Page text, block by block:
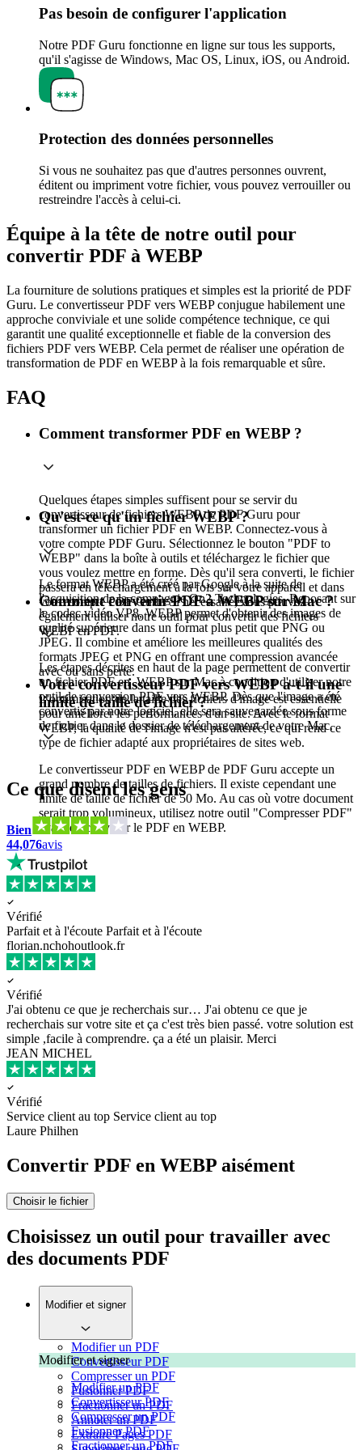
Pas besoin de configurer l'application
Notre PDF Guru fonctionne en ligne sur tous les supports,
qu'il s'agisse de Windows, Mac OS, Linux, iOS, ou Android.
Protection des données personnelles
Si vous ne souhaitez pas que d'autres personnes ouvrent,
éditent ou impriment votre fichier, vous pouvez verrouiller ou
restreindre l'accès à celui-ci.
Équipe à la tête de notre outil pour
convertir PDF à WEBP
La fourniture de solutions pratiques et simples est la priorité de PDF
Guru. Le convertisseur PDF vers WEBP conjugue habilement une
approche conviviale et une solide compétence technique, ce qui
garantit une qualité exceptionnelle et fiable de la conversion des
fichiers PDF vers WEBP. Cela permet de réaliser une opération de
transformation de PDF en WEBP à la fois remarquable et sûre.
FAQ
Comment transformer PDF en WEBP ?
Quelques étapes simples suffisent pour se servir du
convertisseur de fichiers WEBP de PDF Guru pour
transformer un fichier PDF en WEBP. Connectez-vous à
votre compte PDF Guru. Sélectionnez le bouton "PDF to
WEBP" dans la boîte à outils et téléchargez le fichier que
vous voulez mettre en forme. Dès qu'il sera converti, le fichier
passera en téléchargement à la fois sur votre appareil et dans
votre compte PDF Guru. Si nécessaire, vous pouvez
également utiliser notre outil pour convertir des fichiers
WEBP en PDF.
Qu'est-ce qu'un fichier WEBP ?
Le format WEBP a été créé par Google à la suite de
l'acquisition de la compagnie On2 Technologies. Reposant sur
le codec vidéo VP8, WEBP permet d'obtenir des images de
qualité supérieure dans un format plus petit que PNG ou
JPEG. Il combine et améliore les meilleures qualités des
formats JPEG et PNG en offrant une compression avancée
avec ou sans perte.
L'optimisation de la taille des fichiers d'image est essentielle
pour améliorer les performances d'un site. Avec le format
WEBP, la qualité de l'image n'est pas altérée, ce qui rend ce
type de fichier adapté aux propriétaires de sites web.
Comment convertir PDF à WEBP sur Mac ?
Les étapes décrites en haut de la page permettent de convertir
un fichier PDF en .WEBP sur Mac à condition d'utiliser notre
outil de conversion PDF vers WEBP. Dès que l'image a été
convertis par notre logiciel, elle sera sauvegardée sous forme
de fichier dans le dossier de téléchargement de votre Mac.
Votre convertisseur PDF vers WEBP a-t-il une
limite de taille de fichier ?
Le convertisseur PDF en WEBP de PDF Guru accepte un
grand nombre de tailles de fichiers. Il existe cependant une
limite de taille de fichier de 50 Mo. Au cas où votre document
serait trop volumineux, utilisez notre outil "Compresser PDF"
avant de convertir le PDF en WEBP.
Ce que disent les gens
Bien
44,076avis
Vérifié
Parfait et à l'écoute Parfait et à l'écoute
florian.nchohoutlook.fr
Vérifié
J'ai obtenu ce que je recherchais sur… J'ai obtenu ce que je
recherchais sur votre site et ça c'est très bien passé. votre solution est
simple ,facile à comprendre. ça a été un plaisir. Merci
JEAN MICHEL
Vérifié
Service client au top Service client au top
Laure Philhen
Convertir PDF en WEBP aisément
Choisir le fichier
Choisissez un outil pour travailler avec
des documents PDF
Modifier et signer
Modifier un PDF
Convertisseur PDF
Compresser un PDF
Fusionner PDF
Fractionner un PDF
Annoter un PDF
Extraire Pages PDF
Modifier et signer
Modifier un PDF
Convertisseur PDF
Compresser un PDF
Fusionner PDF
Fractionner un PDF